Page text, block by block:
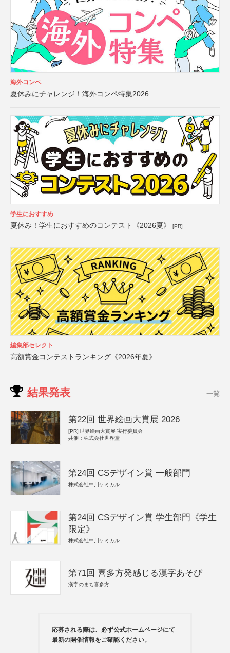
海外コンペ
夏休みにチャレンジ！海外コンペ特集2026
学生におすすめ
夏休み！学生におすすめのコンテスト《2026夏》 [PR]
編集部セレクト
高額賞金コンテストランキング《2026年夏》
結果発表 一覧
第22回 世界絵画大賞展 2026
[PR] 世界絵画大賞展 実行委員会
共催：株式会社世界堂
第24回 CSデザイン賞 一般部門
株式会社中川ケミカル
第24回 CSデザイン賞 学生部門《学生
限定》
株式会社中川ケミカル
第71回 喜多方発感じる漢字あそび
漢字のまち喜多方
応募される際は、必ず公式ホームページにて
最新の開催情報をご確認ください。